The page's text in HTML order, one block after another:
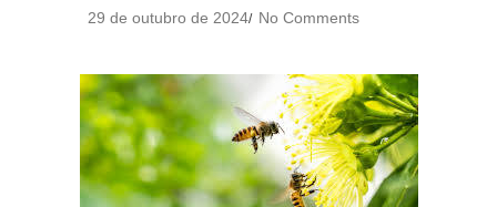
29 de outubro de 2024/ No Comments